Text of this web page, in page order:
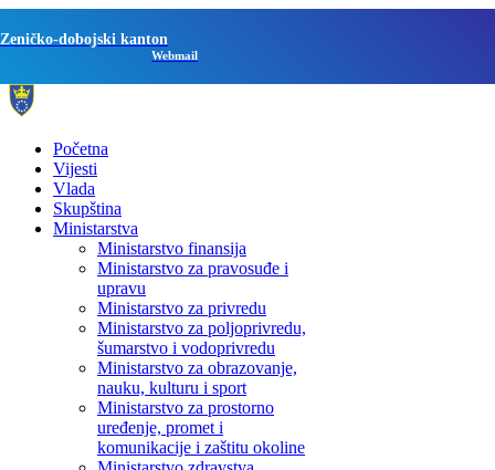
Zeničko-dobojski kanton
Webmail
Početna
Vijesti
Vlada
Skupština
Ministarstva
Ministarstvo finansija
Ministarstvo za pravosuđe i
upravu
Ministarstvo za privredu
Ministarstvo za poljoprivredu,
šumarstvo i vodoprivredu
Ministarstvo za obrazovanje,
nauku, kulturu i sport
Ministarstvo za prostorno
uređenje, promet i
komunikacije i zaštitu okoline